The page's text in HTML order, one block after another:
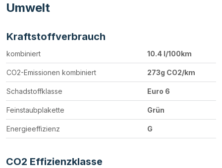
Umwelt
Kraftstoffverbrauch
kombiniert 10.4 l/100km
CO2-Emissionen kombiniert 273g CO2/km
Schadstoffklasse Euro 6
Feinstaubplakette Grün
Energieeffizienz G
CO2 Effizienzklasse